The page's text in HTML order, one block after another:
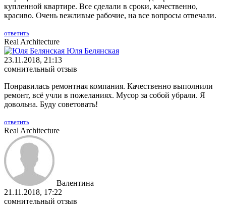
купленной квартире. Все сделали в сроки, качественно,
красиво. Очень вежливые рабочие, на все вопросы отвечали.
ответить
Real Architecture
Юля Белянская
23.11.2018, 21:13
сомнительный отзыв
Понравилась ремонтная компания. Качественно выполнили
ремонт, всё учли в пожеланиях. Мусор за собой убрали. Я
довольна. Буду советовать!
ответить
Real Architecture
Валентина
21.11.2018, 17:22
сомнительный отзыв